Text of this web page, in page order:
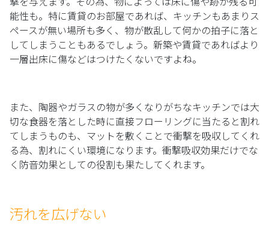
能性も。特に賃貸のお部屋であれば、キッチンもあまりス
ペースが無い場所も多く、物が散乱して何かの拍子に落と
してしまうこともあるでしょう。新築や賃貸であればより
一層出床に傷などはつけたくないですよね。
また、陶器やガラスの物が多くなりがちなキッチンでは大
切な食器を落とした時に直接フローリングに当たると割れ
てしまうものも、マットを敷くことで衝撃を吸収してくれ
る為、割れにくい環境になります。衝撃吸収効果だけでな
く防音効果としての役割も果たしてくれます。
汚れを広げない